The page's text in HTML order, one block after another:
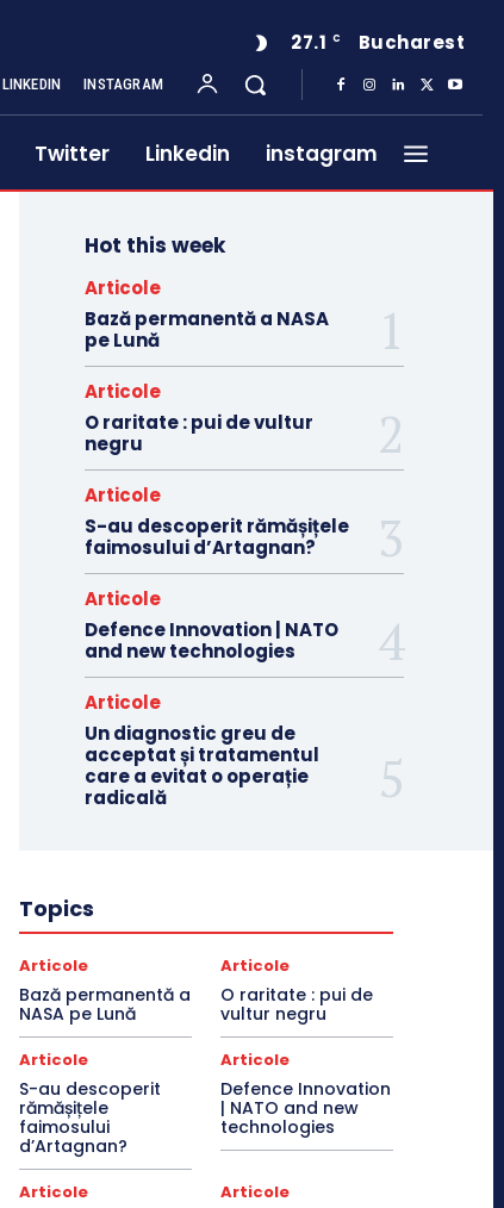
27.1 C Bucharest
LINKEDIN INSTAGRAM
Twitter Linkedin instagram
Hot this week
Articole
Bază permanentă a NASA
pe Lună
Articole
O raritate : pui de vultur
negru
Articole
S-au descoperit rămășițele
faimosului d’Artagnan?
Articole
Defence Innovation | NATO
and new technologies
Articole
Un diagnostic greu de
acceptat și tratamentul
care a evitat o operație
radicală
Topics
Articole
Bază permanentă a
NASA pe Lună
Articole
O raritate : pui de
vultur negru
Articole
S-au descoperit
rămășițele
faimosului
d’Artagnan?
Articole
Defence Innovation
| NATO and new
technologies
Articole Articole